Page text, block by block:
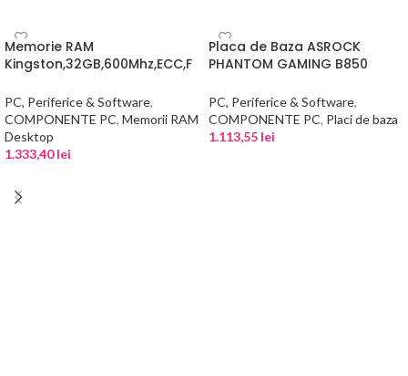
Memorie RAM
Kingston,32GB,600Mhz,ECC,F
PC, Periferice & Software,
COMPONENTE PC, Memorii RAM
Desktop
1.333,40lei
Placa de Baza ASROCK
PHANTOM GAMING B850
PC, Periferice & Software,
COMPONENTE PC, Placi de baza
1.113,55 lei